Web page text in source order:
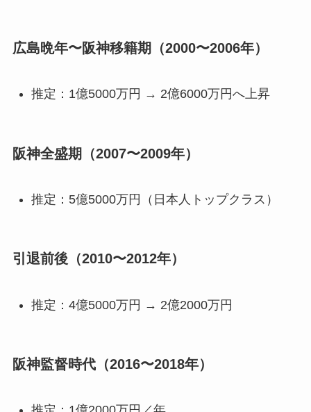
広島晩年〜阪神移籍期（2000〜2006年）
推定：1億5000万円 → 2億6000万円へ上昇
阪神全盛期（2007〜2009年）
推定：5億5000万円（日本人トップクラス）
引退前後（2010〜2012年）
推定：4億5000万円 → 2億2000万円
阪神監督時代（2016〜2018年）